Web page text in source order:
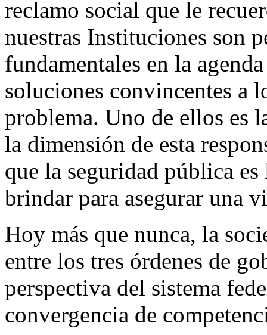
reclamo social que le
nuestras Instituciones son
fundamentales en la
soluciones convincentes a
problema. Uno de ellos es
la dimensión de esta
que la seguridad pública
brindar para asegurar una
Hoy más que nunca, la
entre los tres órdenes de
perspectiva del sistema
convergencia de